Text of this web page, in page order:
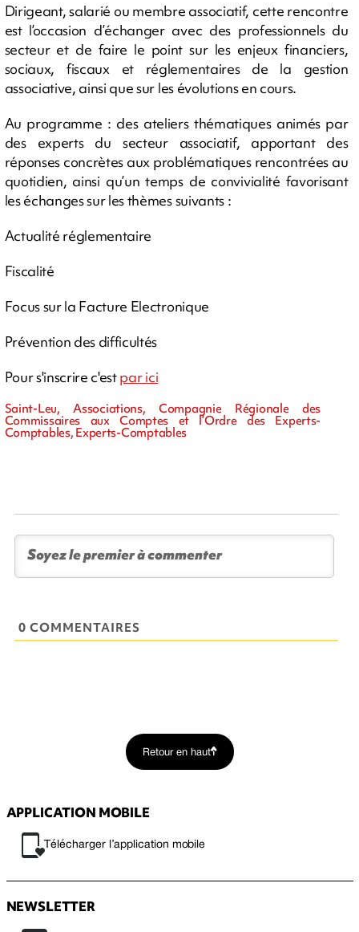
Dirigeant, salarié ou membre associatif, cette rencontre
est l’occasion d’échanger avec des professionnels du
secteur et de faire le point sur les enjeux financiers,
sociaux, fiscaux et réglementaires de la gestion
associative, ainsi que sur les évolutions en cours.
Au programme : des ateliers thématiques animés par
des experts du secteur associatif, apportant des
réponses concrètes aux problématiques rencontrées au
quotidien, ainsi qu’un temps de convivialité favorisant
les échanges sur les thèmes suivants :
Actualité réglementaire
Fiscalité
Focus sur la Facture Electronique
Prévention des difficultés
Pour s'inscrire c'estpar ici
Saint-Leu, Associations, Compagnie Régionale des
Commissaires aux Comptes et l’Ordre des Experts-
Comptables, Experts-Comptables
0 COMMENTAIRES
Retour en haut
APPLICATION MOBILE
Télécharger l’application mobile
NEWSLETTER